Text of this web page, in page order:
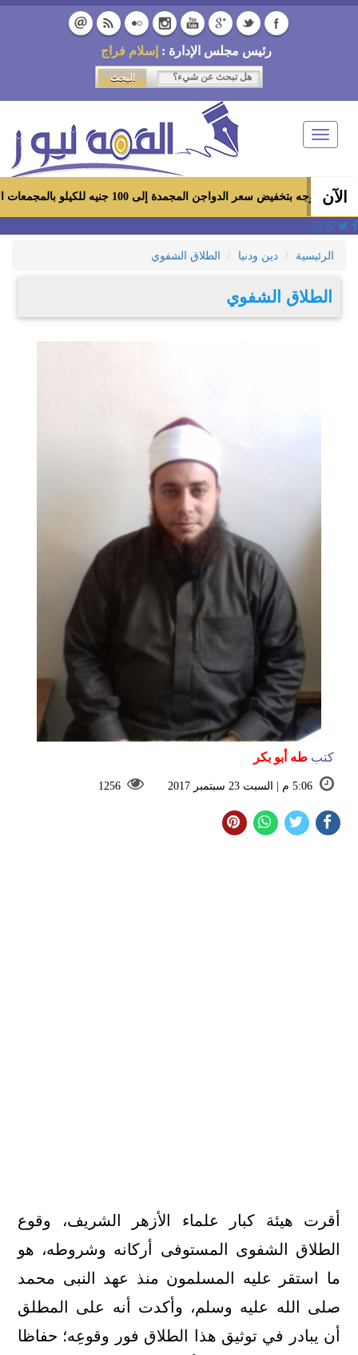
رئيس مجلس الإدارة : إسلام فراج
Toggle
navigation
الآن
المجمدة إلى 100 جنيه للكيلو بالمجمعات الاستهلاكية ومعارض «أهلاً رمضان»
الرئيسية دين ودنيا الطلاق الشفوي
الطلاق الشفوي
كتب طه أبو بكر
5:06 م | السبت 23 سبتمبر 2017 1256
أقرت هيئة كبار علماء الأزهر الشريف، وقوع
الطلاق الشفوى المستوفى أركانه وشروطه، هو
ما استقر عليه المسلمون منذ عهد النبى محمد
صلى الله عليه وسلم، وأكدت أنه على المطلق
أن يبادر في توثيق هذا الطلاق فور وقوعِه؛ حفاظا